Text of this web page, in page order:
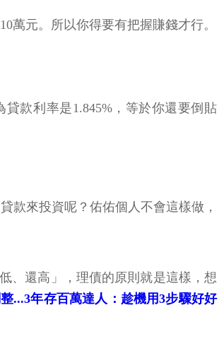
元。所以你得要有把握賺錢才行。
款利率是1.845%，等於你還要倒貼
款來投資呢？佑佑個人不會這樣做，
、還高」，理債的原則就是這樣，想
...3年存百萬達人：趁機用3步驟好好